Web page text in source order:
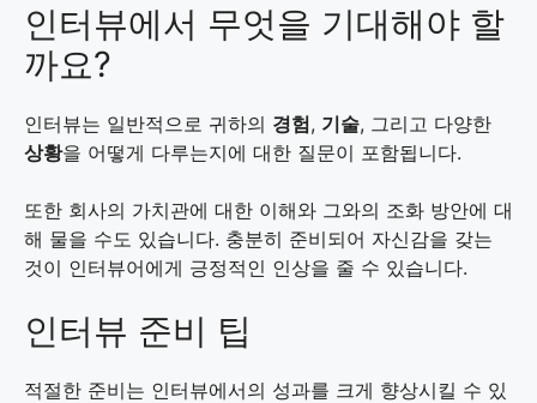
인터뷰에서 무엇을 기대해야 할
까요?
인터뷰는 일반적으로 귀하의 경험, 기술, 그리고 다양한
상황을 어떻게 다루는지에 대한 질문이 포함됩니다.
또한 회사의 가치관에 대한 이해와 그와의 조화 방안에 대
해 물을 수도 있습니다. 충분히 준비되어 자신감을 갖는
것이 인터뷰어에게 긍정적인 인상을 줄 수 있습니다.
인터뷰 준비 팁
적절한 준비는 인터뷰에서의 성과를 크게 향상시킬 수 있